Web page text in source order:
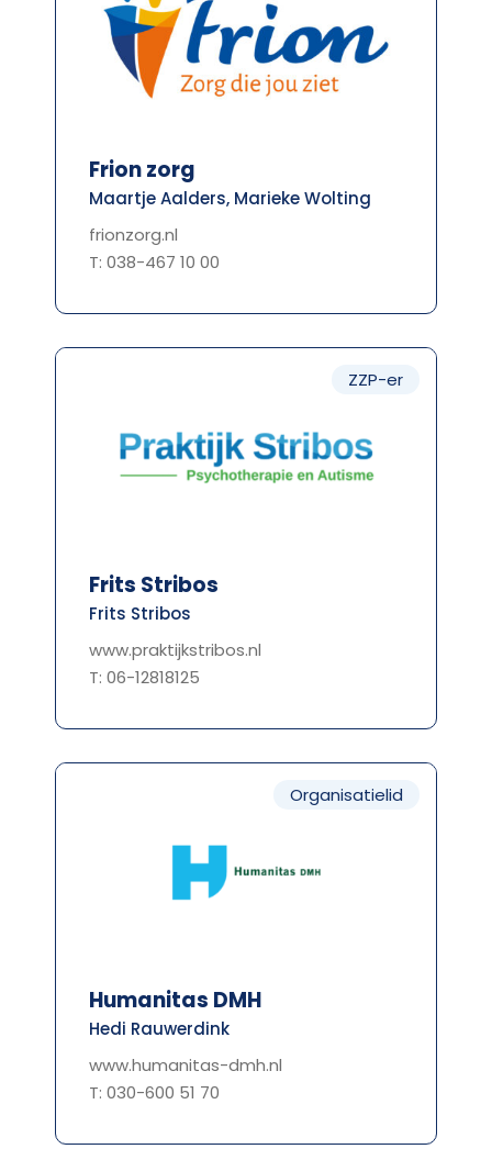
Frion zorg
Maartje Aalders, Marieke Wolting
frionzorg.nl
T: 038-467 10 00
ZZP-er
Frits Stribos
Frits Stribos
www.praktijkstribos.nl
T: 06-12818125
Organisatielid
Humanitas DMH
Hedi Rauwerdink
www.humanitas-dmh.nl
T: 030-600 51 70